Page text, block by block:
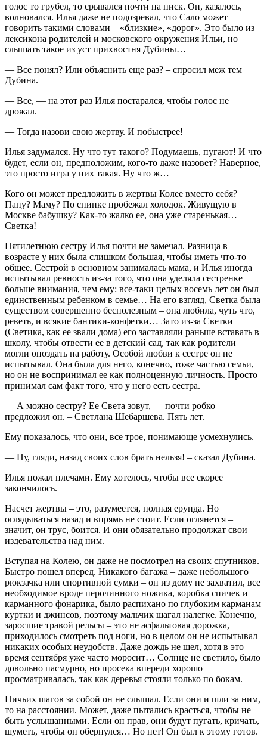
голос то грубел, то срывался почти на писк. Он, казалось,
волновался. Илья даже не подозревал, что Сало может
говорить такими словами – «близкие», «дорог». Это было из
лексикона родителей и московского окружения Ильи, но
слышать такое из уст прихвостня Дубины…
— Все понял? Или объяснить еще раз? – спросил меж тем
Дубина.
— Все, — на этот раз Илья постарался, чтобы голос не
дрожал.
— Тогда назови свою жертву. И побыстрее!
Илья задумался. Ну что тут такого? Подумаешь, пугают! И что
будет, если он, предположим, кого-то даже назовет? Наверное,
это просто игра у них такая. Ну что ж…
Кого он может предложить в жертвы Колее вместо себя?
Папу? Маму? По спинке пробежал холодок. Живущую в
Москве бабушку? Как-то жалко ее, она уже старенькая…
Светка!
Пятилетнюю сестру Илья почти не замечал. Разница в
возрасте у них была слишком большая, чтобы иметь что-то
общее. Сестрой в основном занималась мама, и Илья иногда
испытывал ревность из-за того, что она уделяла сестренке
больше внимания, чем ему: все-таки целых восемь лет он был
единственным ребенком в семье… На его взгляд, Светка была
существом совершенно бесполезным – она любила, чуть что,
реветь, и всякие бантики-конфетки… Зато из-за Светки
(Светика, как ее звали дома) его заставляли раньше вставать в
школу, чтобы отвести ее в детский сад, так как родители
могли опоздать на работу. Особой любви к сестре он не
испытывал. Она была для него, конечно, тоже частью семьи,
но он не воспринимал ее как полноценную личность. Просто
принимал сам факт того, что у него есть сестра.
— А можно сестру? Ее Света зовут, — почти робко
предложил он. – Светлана Шебаршева. Пять лет.
Ему показалось, что они, все трое, понимающе усмехнулись.
— Ну, гляди, назад своих слов брать нельзя! – сказал Дубина.
Илья пожал плечами. Ему хотелось, чтобы все скорее
закончилось.
Насчет жертвы – это, разумеется, полная ерунда. Но
оглядываться назад и впрямь не стоит. Если оглянется –
значит, он трус, боится. И они обязательно продолжат свои
издевательства над ним.
Вступая на Колею, он даже не посмотрел на своих спутников.
Быстро пошел вперед. Никакого багажа – даже небольшого
рюкзачка или спортивной сумки – он из дому не захватил, все
необходимое вроде перочинного ножика, коробка спичек и
карманного фонарика, было распихано по глубоким карманам
куртки и джинсов, поэтому мальчик шагал налегке. Конечно,
заросшие травой рельсы – это не асфальтовая дорожка,
приходилось смотреть под ноги, но в целом он не испытывал
никаких особых неудобств. Даже дождь не шел, хотя в это
время сентября уже часто моросит… Солнце не светило, было
довольно пасмурно, но просека впереди хорошо
просматривалась, так как деревья стояли только по бокам.
Ничьих шагов за собой он не слышал. Если они и шли за ним,
то на расстоянии. Может, даже пытались красться, чтобы не
быть услышанными. Если он прав, они будут пугать, кричать,
шуметь, чтобы он обернулся… Но нет! Он был к этому готов.